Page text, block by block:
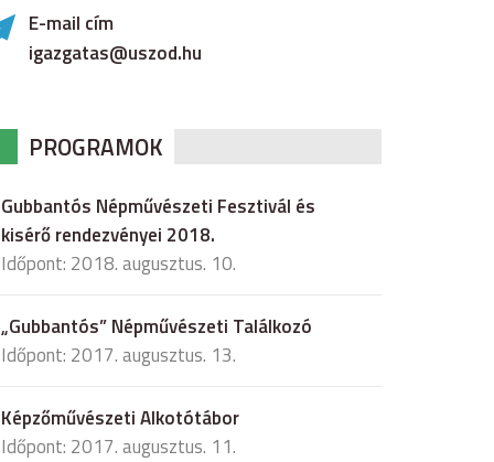
E-mail cím
igazgatas@uszod.hu
PROGRAMOK
Gubbantós Népművészeti Fesztivál és
kisérő rendezvényei 2018.
Időpont: 2018. augusztus. 10.
„Gubbantós” Népművészeti Találkozó
Időpont: 2017. augusztus. 13.
Képzőművészeti Alkotótábor
Időpont: 2017. augusztus. 11.